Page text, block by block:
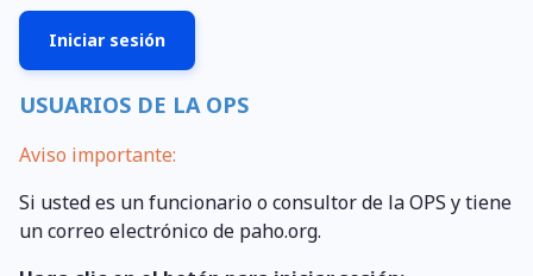
USUARIOS DE LA OPS
Aviso importante:
Si usted es un funcionario o consultor de la OPS y tiene
un correo electrónico de paho.org.